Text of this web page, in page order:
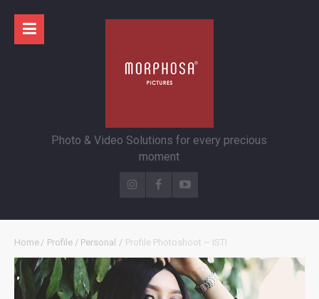
Photo & Video Solutions for every precious
moment
Home / Profile / Personal / Profile Photoshoot – ISTI